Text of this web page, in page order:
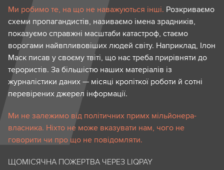
Ми робимо те, на що не наважуються інші. Розкриваємо
схеми пропагандистів, називаємо імена зрадників,
показуємо справжні масштаби катастроф, стаємо
ворогами найвпливовіших людей світу. Наприклад, Ілон
Маск писав у своєму твіті, що нас треба прирівняти до
терористів. За більшістю наших матеріалів із
журналістики даних — місяці кропіткої роботи й сотні
перевірених джерел інформації.
Ми не залежимо від політичних примх мільйонера-
власника. Ніхто не може вказувати нам, чого не
говорити чи про що не повідомляти.
ЩОМІСЯЧНА ПОЖЕРТВА ЧЕРЕЗ LIQPAY